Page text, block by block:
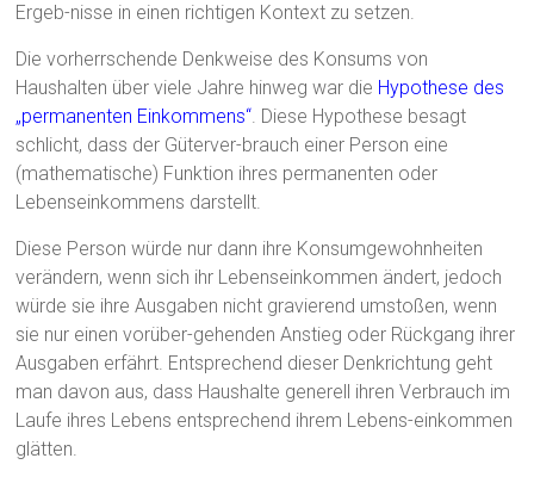
Ergeb-nisse in einen richtigen Kontext zu setzen.
Die vorherrschende Denkweise des Konsums von
Haushalten über viele Jahre hinweg war die Hypothese des
„permanenten Einkommens“. Diese Hypothese besagt
schlicht, dass der Güterver-brauch einer Person eine
(mathematische) Funktion ihres permanenten oder
Lebenseinkommens darstellt.
Diese Person würde nur dann ihre Konsumgewohnheiten
verändern, wenn sich ihr Lebenseinkommen ändert, jedoch
würde sie ihre Ausgaben nicht gravierend umstoßen, wenn
sie nur einen vorüber-gehenden Anstieg oder Rückgang ihrer
Ausgaben erfährt. Entsprechend dieser Denkrichtung geht
man davon aus, dass Haushalte generell ihren Verbrauch im
Laufe ihres Lebens entsprechend ihrem Lebens-einkommen
glätten.